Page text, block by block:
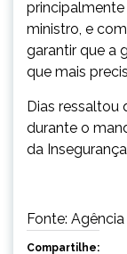
principalmente
ministro, e
garantir que a
que mais
Dias ressaltou
durante o
da
Fonte:
Compartilhe: